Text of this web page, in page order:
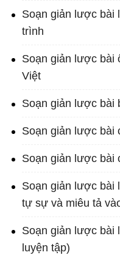
Soạn giản lược bài
trình
Soạn giản lược bài
Việt
Soạn giản lược bài
Soạn giản lược bài
Soạn giản lược bài
Soạn giản lược bài
tự sự và miêu tả
Soạn giản lược bài
luyện tập)